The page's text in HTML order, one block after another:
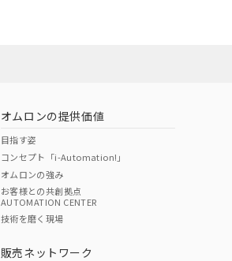
オムロンの提供価値
目指す姿
コンセプト「i-Automation!」
オムロンの強み
お客様との共創拠点
AUTOMATION CENTER
技術を磨く現場
販売ネットワーク